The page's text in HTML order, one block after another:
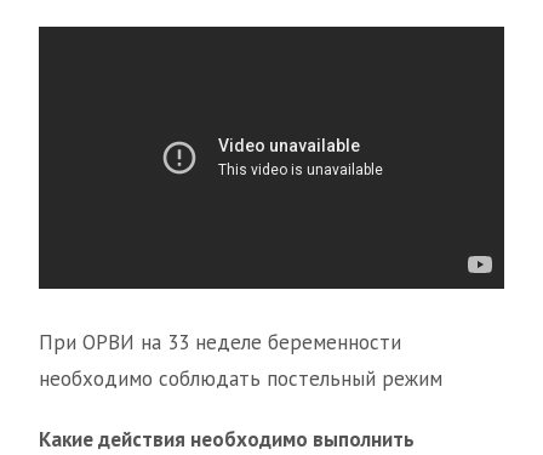
При ОРВИ на 33 неделе беременности
необходимо соблюдать постельный режим
Какие действия необходимо выполнить